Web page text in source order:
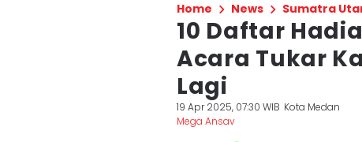
Home News Sumatra
10 Daftar
Acara Tukar
Lagi
19 Apr 2025, 07:30 WIB Kota Medan
Mega Ansav